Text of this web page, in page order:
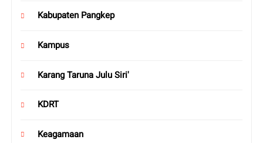
Kabupaten Pangkep
Kampus
Karang Taruna Julu Siri'
KDRT
Keagamaan